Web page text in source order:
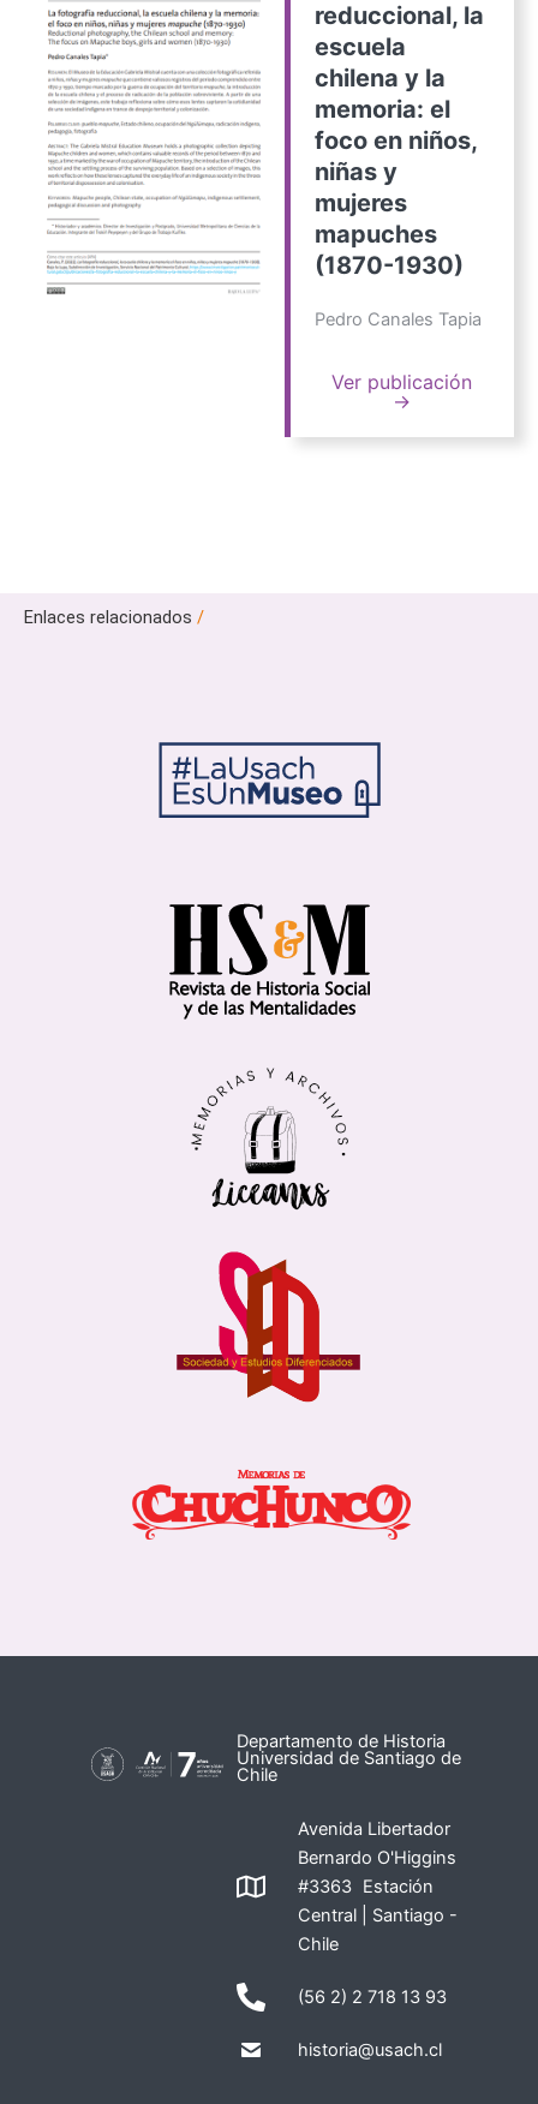
reduccional, la
escuela
chilena y la
memoria: el
foco en niños,
niñas y
mujeres
mapuches
(1870-1930)
Pedro Canales Tapia
Ver publicación
→
Enlaces relacionados /
Departamento de Historia
Universidad de Santiago de
Chile
Avenida Libertador
Bernardo O'Higgins
#3363 Estación
Central | Santiago -
Chile
(56 2) 2 718 13 93
historia@usach.cl